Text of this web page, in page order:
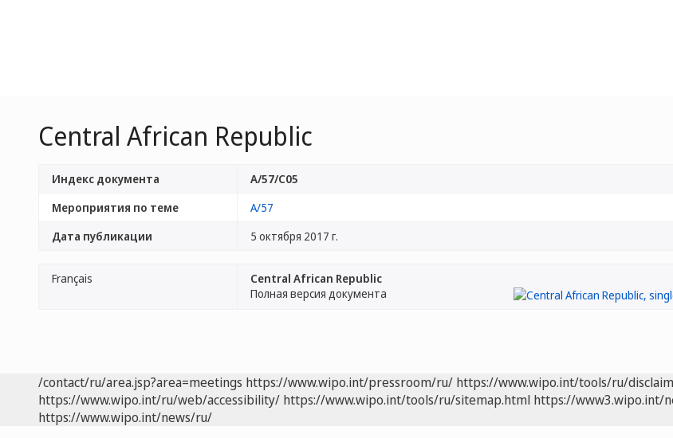
Central African Republic
Индекс документа
A/57/C05
Мероприятия по теме
A/57
Дата публикации
5 октября 2017 г.
Français
Central African Republic
Полная версия документа
/contact/ru/area.jsp?area=meetings https://www.wipo.int/pressroom/ru/ https://www.wipo.int/tools/ru/
https://www.wipo.int/ru/web/accessibility/ https://www.wipo.int/tools/ru/sitemap.html https://www3.wipo.int/
https://www.wipo.int/news/ru/